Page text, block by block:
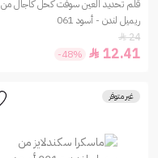
قلم تحديد العين سوفت كحل كاجال من
ريميل لندن - أسود 061
24

12.41

-48%
غير متوفر